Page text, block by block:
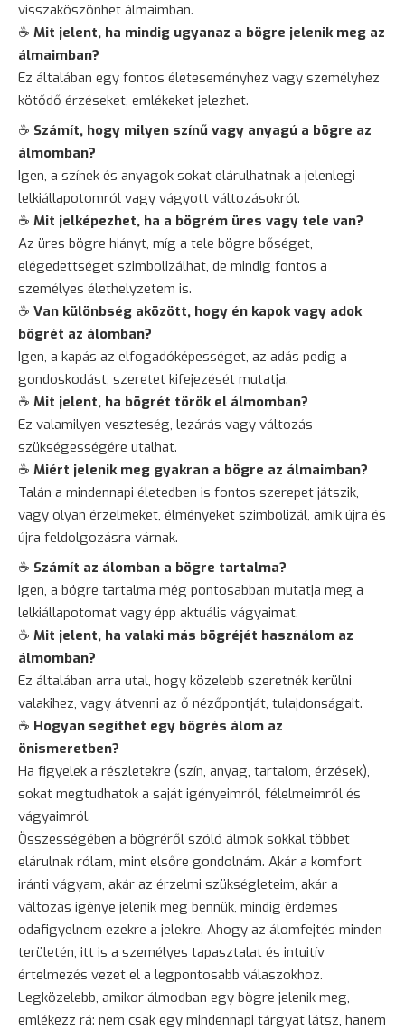
visszaköszönhet álmaimban.
☕ Mit jelent, ha mindig ugyanaz a bögre jelenik meg az
álmaimban?
Ez általában egy fontos életeseményhez vagy személyhez
kötődő érzéseket, emlékeket jelezhet.
☕ Számít, hogy milyen színű vagy anyagú a bögre az
álmomban?
Igen, a színek és anyagok sokat elárulhatnak a jelenlegi
lelkiállapotomról vagy vágyott változásokról.
☕ Mit jelképezhet, ha a bögrém üres vagy tele van?
Az üres bögre hiányt, míg a tele bögre bőséget,
elégedettséget szimbolizálhat, de mindig fontos a
személyes élethelyzetem is.
☕ Van különbség aközött, hogy én kapok vagy adok
bögrét az álomban?
Igen, a kapás az elfogadóképességet, az adás pedig a
gondoskodást, szeretet kifejezését mutatja.
☕ Mit jelent, ha bögrét török el álmomban?
Ez valamilyen veszteség, lezárás vagy változás
szükségességére utalhat.
☕ Miért jelenik meg gyakran a bögre az álmaimban?
Talán a mindennapi életedben is fontos szerepet játszik,
vagy olyan érzelmeket, élményeket szimbolizál, amik újra és
újra feldolgozásra várnak.
☕ Számít az álomban a bögre tartalma?
Igen, a bögre tartalma még pontosabban mutatja meg a
lelkiállapotomat vagy épp aktuális vágyaimat.
☕ Mit jelent, ha valaki más bögréjét használom az
álmomban?
Ez általában arra utal, hogy közelebb szeretnék kerülni
valakihez, vagy átvenni az ő nézőpontját, tulajdonságait.
☕ Hogyan segíthet egy bögrés álom az
önismeretben?
Ha figyelek a részletekre (szín, anyag, tartalom, érzések),
sokat megtudhatok a saját igényeimről, félelmeimről és
vágyaimról.
Összességében a bögréről szóló álmok sokkal többet
elárulnak rólam, mint elsőre gondolnám. Akár a komfort
iránti vágyam, akár az érzelmi szükségleteim, akár a
változás igénye jelenik meg bennük, mindig érdemes
odafigyelnem ezekre a jelekre. Ahogy az álomfejtés minden
területén, itt is a személyes tapasztalat és intuitív
értelmezés vezet el a legpontosabb válaszokhoz.
Legközelebb, amikor álmodban egy bögre jelenik meg,
emlékezz rá: nem csak egy mindennapi tárgyat látsz, hanem